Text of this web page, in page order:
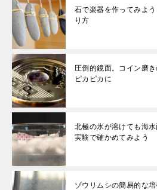
石で楽器を作ってみよ
り方
圧倒的鏡面。コイン磨
ピカピカに
北極の氷が溶けても海
実験で確かめてみよう
ゾウリムシの簡易的な